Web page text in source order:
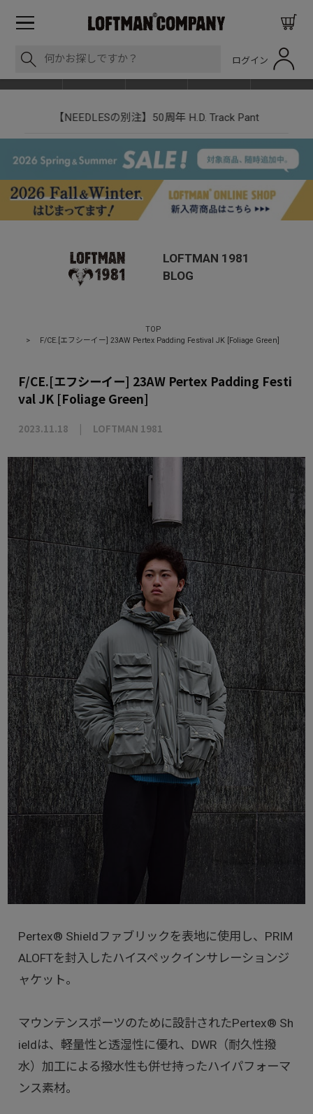
ログイン
【NEEDLESの別注】50周年 H.D. Track Pant
LOFTMAN 1981
BLOG
TOP
>
F/CE.[エフシーイー] 23AW Pertex Padding Festival JK [Foliage Green]
F/CE.[エフシーイー] 23AW Pertex Padding Festi
val JK [Foliage Green]
2023.11.18 LOFTMAN 1981
Pertex® Shieldファブリックを表地に使用し、PRIM
ALOFTを封入したハイスペックインサレーションジ
ャケット。
マウンテンスポーツのために設計されたPertex® Sh
ieldは、軽量性と透湿性に優れ、DWR（耐久性撥
水）加工による撥水性も併せ持ったハイパフォーマ
ンス素材。